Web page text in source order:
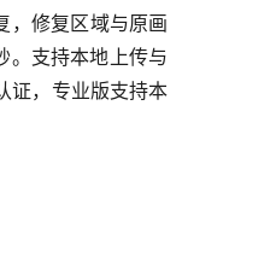
，修复区域与原画
。支持本地上传与
证，专业版支持本